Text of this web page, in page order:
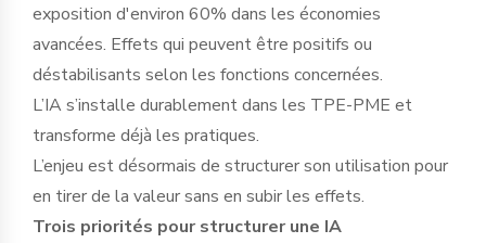
exposition d'environ 60% dans les économies
avancées. Effets qui peuvent être positifs ou
déstabilisants selon les fonctions concernées.
L’IA s’installe durablement dans les TPE-PME et
transforme déjà les pratiques.
L’enjeu est désormais de structurer son utilisation pour
en tirer de la valeur sans en subir les effets.
Trois priorités pour structurer une IA